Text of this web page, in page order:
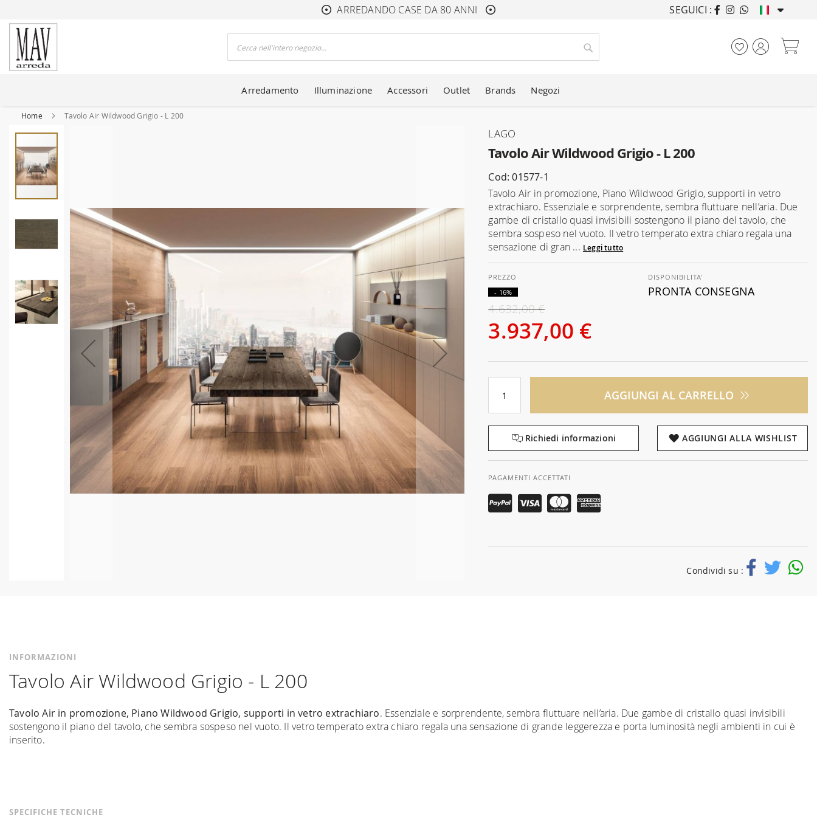
ARREDANDO CASE DA 80 ANNI ARREDANDO CASE
SEGUICI :
Cerca
Arredamento Illuminazione Accessori Outlet Brands Negozi
Home Tavolo Air Wildwood Grigio - L 200
Tavolo Air Wildwood Grigio - L 200
LAGO
Cod: 01577-1
Tavolo Air in promozione, Piano Wildwood Grigio, supporti in vetro
extrachiaro. Essenziale e sorprendente, sembra fluttuare nell’aria. Due
gambe di cristallo quasi invisibili sostengono il piano del tavolo, che
sembra sospeso nel vuoto. Il vetro temperato extra chiaro regala una
sensazione di gran ... Leggi tutto
3.937,00 €
4.632,00 €
- 16%
DISPONIBILITA'
PRONTA CONSEGNA
AGGIUNGI AL CARRELLO
Richiedi informazioni AGGIUNGI ALLA WISHLIST
PAGAMENTI ACCETTATI
Condividi su :
Vai
alla
fine
della
galleria
di
immagini
INFORMAZIONI
Tavolo Air Wildwood Grigio - L 200
Tavolo Air in promozione, Piano Wildwood Grigio, supporti in vetro extrachiaro. Essenziale e sorprendente, sembra fluttuare nell’aria. Due gambe di cristallo quasi invisibili
sostengono il piano del tavolo, che sembra sospeso nel vuoto. Il vetro temperato extra chiaro regala una sensazione di grande leggerezza e porta luminosità negli ambienti in cui è
inserito.
SPECIFICHE TECNICHE